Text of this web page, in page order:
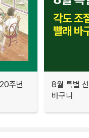
주년
8월 특별
바구니